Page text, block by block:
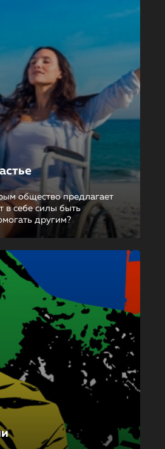
общество предлагает
в себе силы быть
другим?